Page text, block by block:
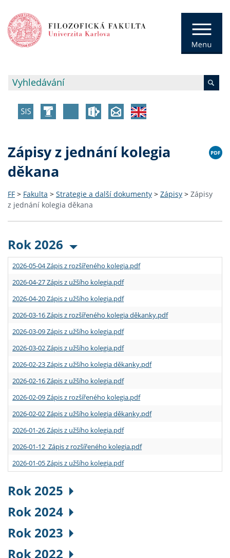
Zápisy z jednání kolegia
děkana
FF > Fakulta > Strategie a další dokumenty > Zápisy > Zápisy
z jednání kolegia děkana
Rok 2026
2026-05-04 Zápis z rozšířeného kolegia.pdf
2026-04-27 Zápis z užšího kolegia.pdf
2026-04-20 Zápis z užšího kolegia.pdf
2026-03-16 Zápis z rozšířeného kolegia děkanky.pdf
2026-03-09 Zápis z užšího kolegia.pdf
2026-03-02 Zápis z užšího kolegia.pdf
2026-02-23 Zápis z užšího kolegia děkanky.pdf
2026-02-16 Zápis z užšího kolegia.pdf
2026-02-09 Zápis z rozšířeného kolegia.pdf
2026-02-02 Zápis z užšího kolegia děkanky.pdf
2026-01-26 Zápis z užšího kolegia.pdf
2026-01-12 Zápis z rozšířeného kolegia.pdf
2026-01-05 Zápis z užšího kolegia.pdf
Rok 2025
Rok 2024
Rok 2023
Rok 2022